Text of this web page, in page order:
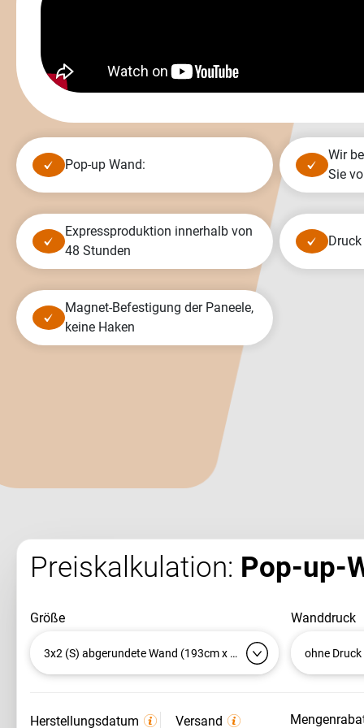
Pop-up Wand:
Wir bereiten GRATIS Grafiken für
Sie
Expressproduktion innerhalb von
48 Stunden
Magnet-Befestigung der Paneele,
keine Haken
Preiskalkulation: Pop-up-
größe
3x2 (S) abgerundete Wand (193cm x 224cm)
wanddruck
ohne Druck
Herstellungsdatum
Versand